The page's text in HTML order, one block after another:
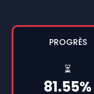
PROGRÈS
⏳
81.55%